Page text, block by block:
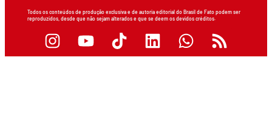
Todos os conteúdos de produção exclusiva e de autoria editorial do Brasil de Fato podem ser
reproduzidos, desde que não sejam alterados e que se deem os devidos créditos.